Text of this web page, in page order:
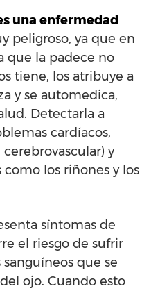
una enfermedad
peligroso, ya que en
que la padece no
tiene, los atribuye a
y se automedica,
Detectarla a
cardíacos,
y
los riñones y los
síntomas de
el riesgo de sufrir
sanguíneos que se
ojo. Cuando esto